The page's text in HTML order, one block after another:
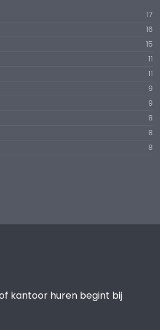
17
16
15
11
11
9
9
8
8
8
kantoor huren begint bij